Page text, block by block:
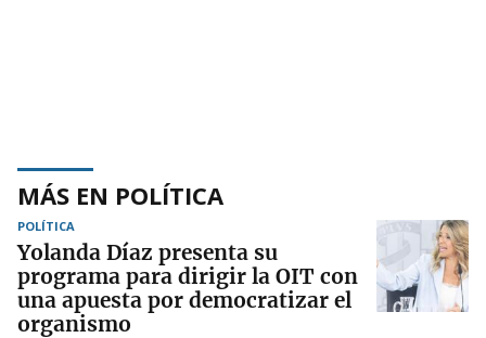
MÁS EN POLÍTICA
POLÍTICA
Yolanda Díaz presenta su
programa para dirigir la OIT con
una apuesta por democratizar el
organismo